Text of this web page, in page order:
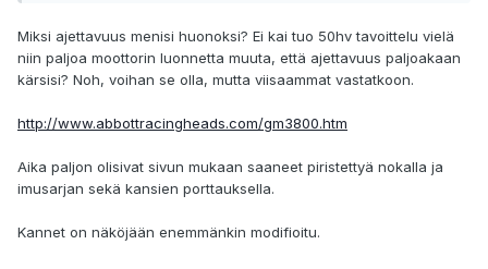
Miksi ajettavuus menisi huonoksi? Ei kai tuo 50hv tavoittelu vielä
niin paljoa moottorin luonnetta muuta, että ajettavuus paljoakaan
kärsisi? Noh, voihan se olla, mutta viisaammat vastatkoon.
http://www.abbottracingheads.com/gm3800.htm
Aika paljon olisivat sivun mukaan saaneet piristettyä nokalla ja
imusarjan sekä kansien porttauksella.
Kannet on näköjään enemmänkin modifioitu.